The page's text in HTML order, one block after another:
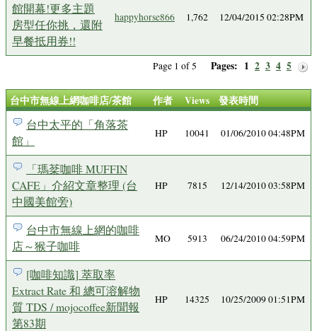
館開幕!更多主題
房型任你挑，還附
早餐抵用券!!
happyhorse866 1,762 12/04/2015 02:28PM
Page 1 of 5 Pages: 1 2 3 4 5
台中市無線上網咖啡店/茶館 作者 Views 發表時間
台中太平的「角落茶
館」
HP 10041 01/06/2010 04:48PM
「瑪棻咖啡 MUFFIN
CAFE」介紹文章整理 (台
中國美館旁)
HP 7815 12/14/2010 03:58PM
台中市無線上網的咖啡
店～猴子咖啡
MO 5913 06/24/2010 04:59PM
[咖啡知識] 萃取率
Extract Rate 和 總可溶解物
質 TDS / mojocoffee新聞報
第83期
HP 14325 10/25/2009 01:51PM